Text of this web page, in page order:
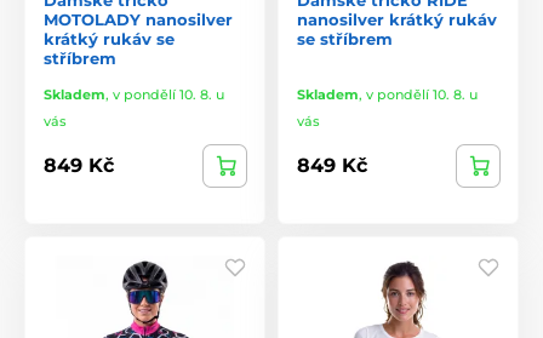
MOTOLADY nanosilver
krátký rukáv se
stříbrem
Skladem, v pondělí 10. 8. u
vás
849 Kč
nanosilver krátký rukáv
se stříbrem
Skladem, v pondělí 10. 8. u
vás
849 Kč